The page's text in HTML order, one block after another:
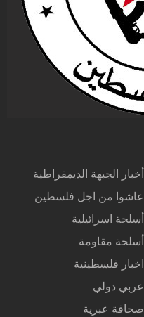
أخبار الجبهة الديمقراطية
عاشوا من اجل فلسطين
أسلحة اسرائيلية
أسلحة مقاومة
اخبار فلسطينية
عربي دولي
صحافة عبرية